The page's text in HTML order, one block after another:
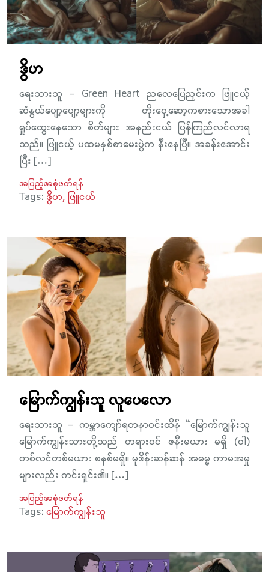
ဒွိဟ
ရေးသားသူ – Green Heart ညလေပြေညှင်းက ဖြူငယ့်
ဆံနွယ်ပျော့ပျော့များကို တိုးဝှေ့ဆော့ကစားသောအခါ
ရှုပ်ထွေးနေသော စိတ်များ အနည်းငယ် ပြန်ကြည်လင်လာရ
သည်။ ဖြူငယ့် ပထမနှစ်စာမေးပွဲက နီးနေပြီ။ အခန်းအောင်း
ပြီး […]
အပြည့်အစုံဖတ်ရန်
Tags: ဒွိဟ ဖြူငယ်
မြောက်ကျွန်းသူ လူပေလော
ရေးသားသူ – ကမ္ဘာကျော်ရတနာဝင်းထိန် “မြောက်ကျွန်းသူ
မြောက်ကျွန်းသားတို့သည် တရားဝင် ဇနီးမယား မရှိ (ဝါ)
တစ်လင်တစ်မယား စနစ်မရှိ။ မုဒိန်းဆန်ဆန် အဓမ္မ ကာမအမှု
များလည်း ကင်းရှင်း၏။ […]
အပြည့်အစုံဖတ်ရန်
Tags:မြောက်ကျွန်းသူ